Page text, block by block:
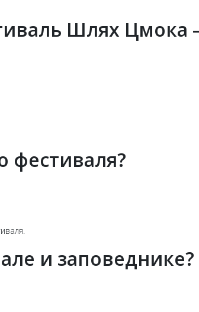
Шлях Цмока –
фестиваля?
и заповеднике?